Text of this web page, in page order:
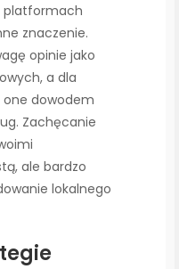
platformach
znaczenie.
opinie jako
a dla
dowodem
Zachęcanie
ale bardzo
lokalnego